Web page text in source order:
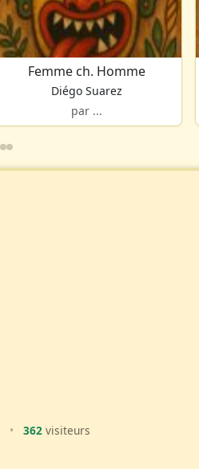
Femme ch. Homme
Diégo Suarez
par ...
• 362 visiteurs